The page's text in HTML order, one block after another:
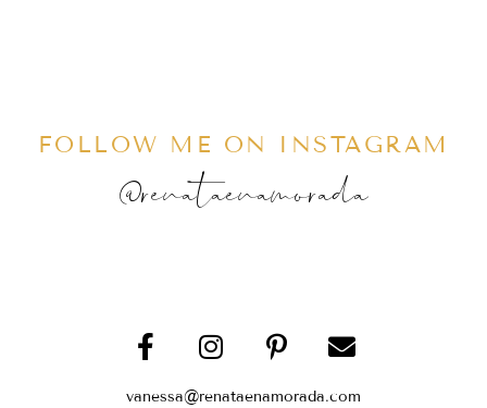
FOLLOW ME ON INSTAGRAM
@renataenamorada
vanessa@renataenamorada.com